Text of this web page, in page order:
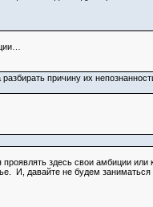
причину их
здесь свои амбиции
И, давайте не будем